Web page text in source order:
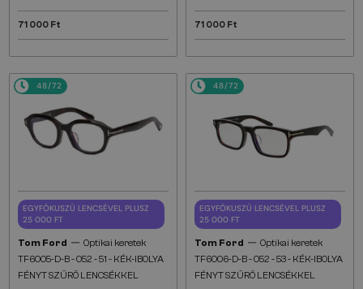
71 000 Ft 71 000 Ft
48/72
EGYFÓKUSZÚ LENCSÉVEL PLUSZ
25 000 FT
Tom Ford — Optikai keretek
TF6005-D-B - 052 - 51 - KÉK-IBOLYA
FÉNYT SZŰRŐ LENCSÉKKEL
48/72
EGYFÓKUSZÚ LENCSÉVEL PLUSZ
25 000 FT
Tom Ford — Optikai keretek
TF6006-D-B - 052 - 53 - KÉK-IBOLYA
FÉNYT SZŰRŐ LENCSÉKKEL